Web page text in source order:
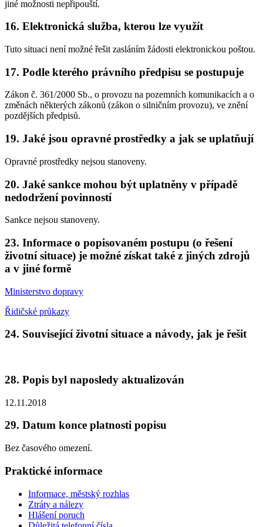
jiné možnosti nepřipouští.
16. Elektronická služba, kterou lze využít
Tuto situaci není možné řešit zasláním žádosti elektronickou poštou.
17. Podle kterého právního předpisu se postupuje
Zákon č. 361/2000 Sb., o provozu na pozemních komunikacích a o
změnách některých zákonů (zákon o silničním provozu), ve znění
pozdějších předpisů.
19. Jaké jsou opravné prostředky a jak se uplatňují
Opravné prostředky nejsou stanoveny.
20. Jaké sankce mohou být uplatněny v případě
nedodržení povinností
Sankce nejsou stanoveny.
23. Informace o popisovaném postupu (o řešení
životní situace) je možné získat také z jiných zdrojů
a v jiné formě
Ministerstvo dopravy
Řidičské průkazy
24. Související životní situace a návody, jak je řešit
28. Popis byl naposledy aktualizován
12.11.2018
29. Datum konce platnosti popisu
Bez časového omezení.
Praktické informace
Informace, městský rozhlas
Ztráty a nálezy
Hlášení poruch